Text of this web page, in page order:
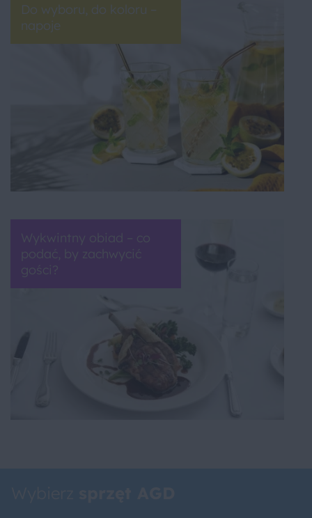
Do wyboru, do koloru –
napoje
Wykwintny obiad – co
podać, by zachwycić
gości?